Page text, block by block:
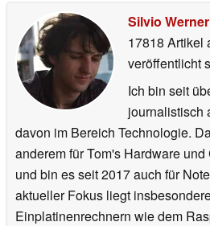
Silvio Werner
17818 Artikel
veröffentlicht
Ich bin seit
journalistisch
davon im Bereich Technologie.
anderem für Tom's Hardware
und bin es seit 2017 auch für
aktueller Fokus liegt
Einplatinenrechnern wie dem